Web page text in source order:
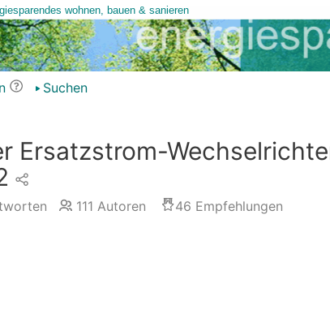
Suchen
Ersatzstrom-
111 Autoren 46 Empfehlungen